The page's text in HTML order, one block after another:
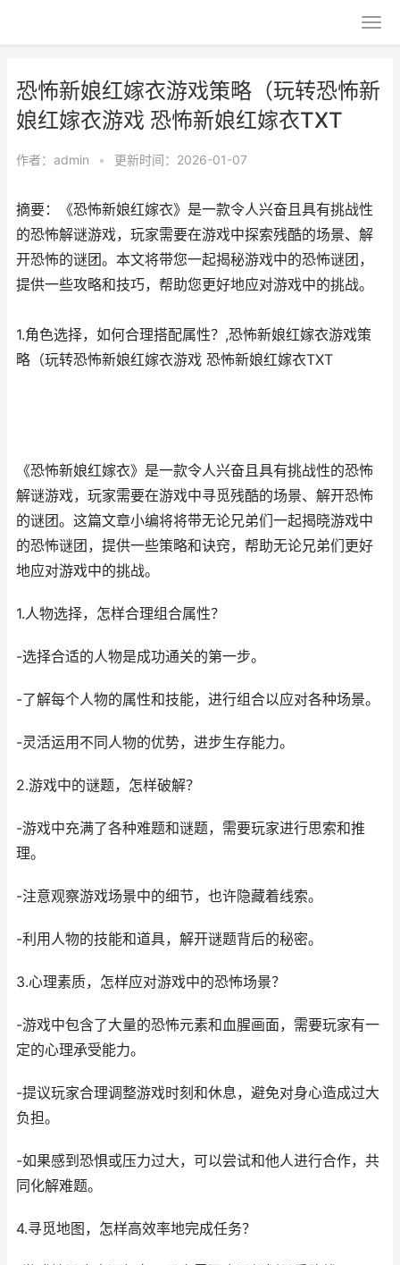
恐怖新娘红嫁衣游戏策略（玩转恐怖新
娘红嫁衣游戏 恐怖新娘红嫁衣TXT
作者： admin • 更新时间：2026-01-07
摘要：《恐怖新娘红嫁衣》是一款令人兴奋且具有挑战性
的恐怖解谜游戏，玩家需要在游戏中探索残酷的场景、解
开恐怖的谜团。本文将带您一起揭秘游戏中的恐怖谜团，
提供一些攻略和技巧，帮助您更好地应对游戏中的挑战。
1.角色选择，如何合理搭配属性？,恐怖新娘红嫁衣游戏策
略（玩转恐怖新娘红嫁衣游戏 恐怖新娘红嫁衣TXT
《恐怖新娘红嫁衣》是一款令人兴奋且具有挑战性的恐怖
解谜游戏，玩家需要在游戏中寻觅残酷的场景、解开恐怖
的谜团。这篇文章小编将将带无论兄弟们一起揭晓游戏中
的恐怖谜团，提供一些策略和诀窍，帮助无论兄弟们更好
地应对游戏中的挑战。
1.人物选择，怎样合理组合属性？
-选择合适的人物是成功通关的第一步。
-了解每个人物的属性和技能，进行组合以应对各种场景。
-灵活运用不同人物的优势，进步生存能力。
2.游戏中的谜题，怎样破解？
-游戏中充满了各种难题和谜题，需要玩家进行思索和推
理。
-注意观察游戏场景中的细节，也许隐藏着线索。
-利用人物的技能和道具，解开谜题背后的秘密。
3.心理素质，怎样应对游戏中的恐怖场景？
-游戏中包含了大量的恐怖元素和血腥画面，需要玩家有一
定的心理承受能力。
-提议玩家合理调整游戏时刻和休息，避免对身心造成过大
负担。
-如果感到恐惧或压力过大，可以尝试和他人进行合作，共
同化解难题。
4.寻觅地图，怎样高效率地完成任务？